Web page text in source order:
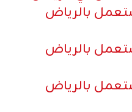
بالرياض
بالرياض
بالرياض